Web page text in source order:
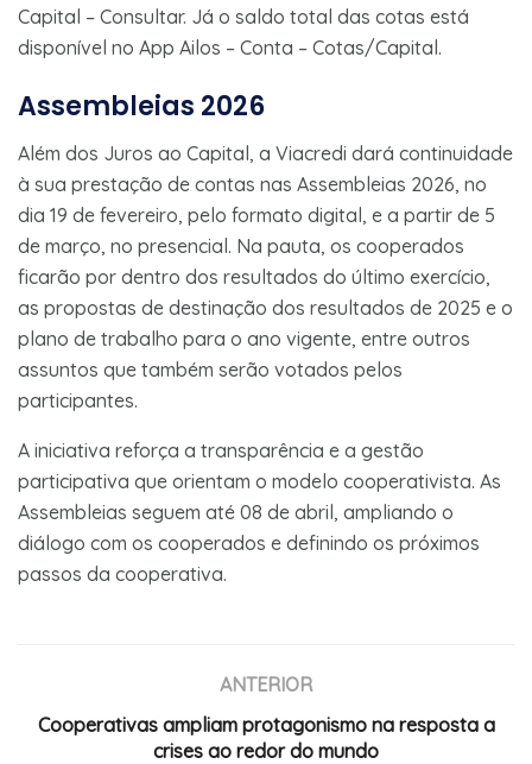
Capital – Consultar. Já o saldo total das cotas está
disponível no App Ailos – Conta – Cotas/Capital.
Assembleias 2026
Além dos Juros ao Capital, a Viacredi dará continuidade
à sua prestação de contas nas Assembleias 2026, no
dia 19 de fevereiro, pelo formato digital, e a partir de 5
de março, no presencial. Na pauta, os cooperados
ficarão por dentro dos resultados do último exercício,
as propostas de destinação dos resultados de 2025 e o
plano de trabalho para o ano vigente, entre outros
assuntos que também serão votados pelos
participantes.
A iniciativa reforça a transparência e a gestão
participativa que orientam o modelo cooperativista. As
Assembleias seguem até 08 de abril, ampliando o
diálogo com os cooperados e definindo os próximos
passos da cooperativa.
ANTERIOR
Cooperativas ampliam protagonismo na resposta a
crises ao redor do mundo